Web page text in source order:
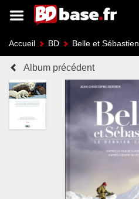
Accueil BD Belle et Sébastien
Album précédent